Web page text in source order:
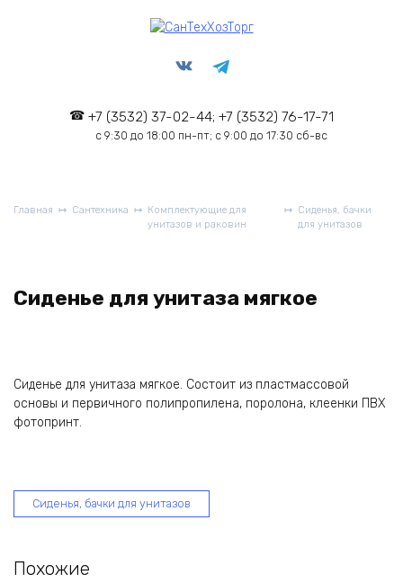
+7 (3532) 37-02-44; +7 (3532) 76-17-71
с 9:30 до 18:00 пн-пт; с 9:00 до 17:30 сб-вс
Главная Сантехника
Комплектующие для
унитазов и раковин
Сиденья, бачки
для унитазов
Сиденье для унитаза мягкое
Сиденье для унитаза мягкое. Состоит из пластмассовой
основы и первичного полипропилена, поролона, клеенки ПВХ
фотопринт.
Сиденья, бачки для унитазов
Похожие